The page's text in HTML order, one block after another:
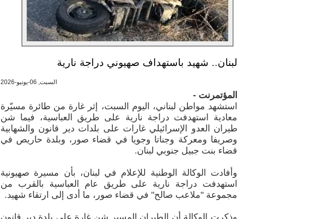
لبنان.. شهيد باستهداف صهيوني دراجة نارية
السبت, 06-يونيو-2026
المؤتمرنت -
استشهد مواطن لبناني، اليوم السبت، إثر غارة من طائرة مسيّرة
معادية استهدفت دراجة نارية على طريق العباسية، فيما شن
طيران العدو الإسرائيلي غارات على بلدات دير قانون والشهابية
وصريفا ومعركة وجناتا وجويا في قضاء صور، وبلدة حاريص في
قضاء بنت جبيل جنوبي لبنان.
وأفادت الوكالة الوطنية للإعلام في لبنان، بأن مسيرة صهيونية
استهدفت دراجة نارية على طريق عام العباسية بالقرب من
مجموعة "ملاعب صالح" في قضاء صور، ما أدى إلى ارتقاء شهيد.
وذكرت الوكالة أن الطيران المسير شن غارة على بلدة دير قانون